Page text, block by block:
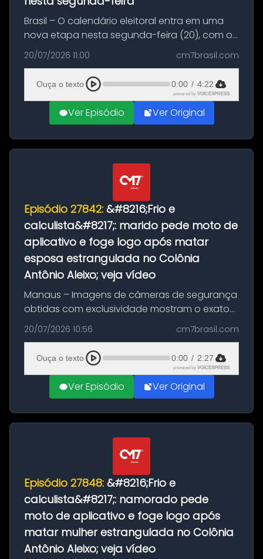
Brasil – O calendário eleitoral entra em uma
nova etapa nesta segunda-feira (20), com o
início do período destinado às convenções
partidárias. Até 5 de agosto, partidos e
federações poderão oficializa...
20/07/2026 11:00 cm7brasil.com
Ouça o texto 0:00 / 4:22
powered by VOICEXPRESS
Ver Episódio Ver Original
Episódio 27842: &#8216;Frio e
calculista&#8217;: marido pede moto de
aplicativo e foge logo após matar
esposa estrangulada no Colônia
Antônio Aleixo; veja vídeo
Manaus – Imagens de câmeras de segurança
obtidas com exclusividade mostram o exato
momento da fuga do principal suspeito da
morte de Larissa Araújo, de 28 anos. O crime
ocorreu na noite deste último d...
20/07/2026 10:56 cm7brasil.com
Ouça o texto 0:00 / 2:27
powered by VOICEXPRESS
Ver Episódio Ver Original
Episódio 27848: &#8216;Frio e
calculista&#8217;: namorado pede
moto de aplicativo e foge logo após
matar mulher estrangulada no Colônia
Antônio Aleixo; veja vídeo